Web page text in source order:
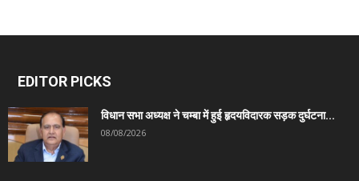
EDITOR PICKS
विधान सभा अध्यक्ष ने चम्बा में हुई हृदयविदारक सड़क दुर्घटना...
08/08/2026